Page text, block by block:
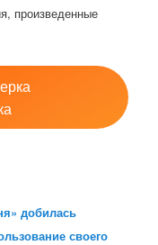
произведенные
добилась
своего